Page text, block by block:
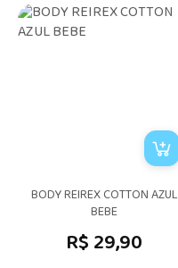
BODY REIREX COTTON AZUL
BEBE
R$ 29,90